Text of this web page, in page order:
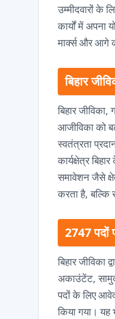
उम्मीदवारों के
कार्यों में
मार्क्स और आगे
बिहार
बिहार
आजीविका को
स्वतंत्रता
कार्यक्षेत्र
समावेशन जैसे
करता है, बल्कि
2747 पदों
बिहार जीविका
अकाउंटेंट,
पदों के लिए
किया गया। यह